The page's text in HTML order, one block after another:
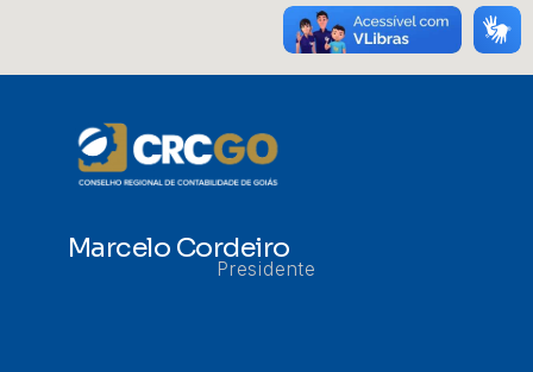
Marcelo Cordeiro
Presidente